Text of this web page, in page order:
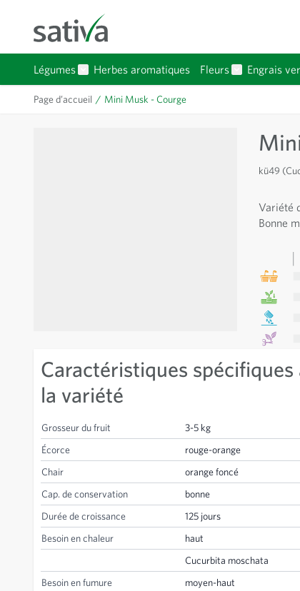
Légumes
Herbes aromatiques
Fleurs
Engrais
Page d’accueil / Mini Musk - Courge
kü49
Variété
Bonne
Caractéristiques spécifiques
la variété
Grosseur du fruit
3-5 kg
Écorce
rouge-orange
Chair
orange foncé
Cap. de conservation
bonne
Durée de croissance
125 jours
Besoin en chaleur
haut
Cucurbita moschata
Besoin en fumure
moyen-haut